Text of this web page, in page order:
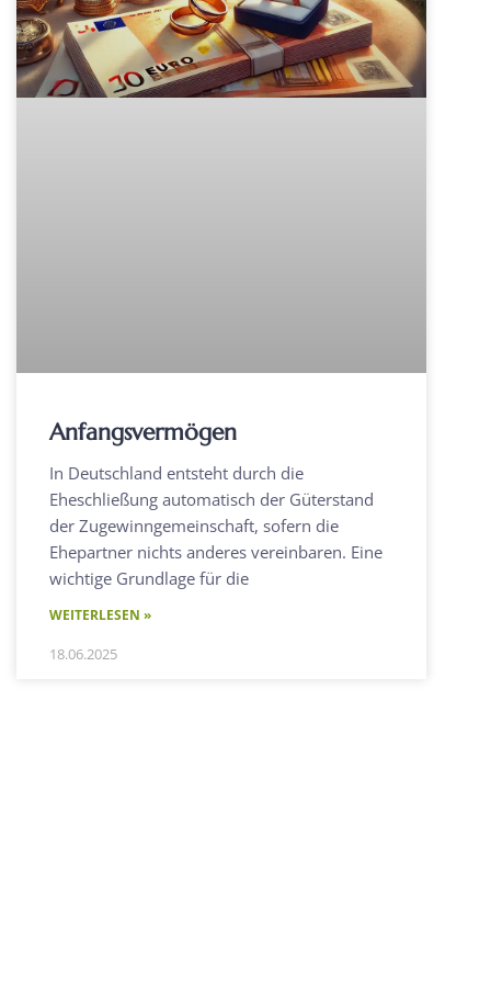
Anfangsvermögen
In Deutschland entsteht durch die
Eheschließung automatisch der Güterstand
der Zugewinngemeinschaft, sofern die
Ehepartner nichts anderes vereinbaren. Eine
wichtige Grundlage für die
WEITERLESEN »
18.06.2025